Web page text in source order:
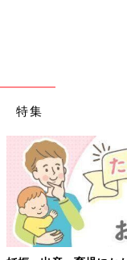
特集
【